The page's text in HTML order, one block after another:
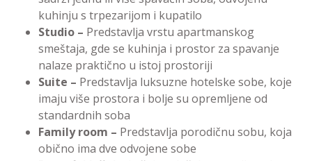
kuhinju s trpezarijom i kupatilo
Studio – Predstavlja vrstu apartmanskog
smeštaja, gde se kuhinja i prostor za spavanje
nalaze praktično u istoj prostoriji
Suite – Predstavlja luksuzne hotelske sobe, koje
imaju više prostora i bolje su opremljene od
standardnih soba
Family room – Predstavlja porodičnu sobu, koja
obično ima dve odvojene sobe